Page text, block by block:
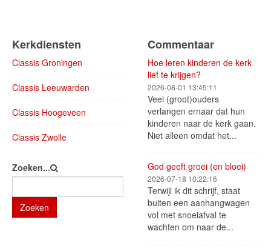
Kerkdiensten
Classis Groningen
Classis Leeuwarden
Classis Hoogeveen
Classis Zwolle
Zoeken...
Zoeken
Commentaar
Hoe leren kinderen de kerk
lief te krijgen?
2026-08-01 13:45:11
Veel (groot)ouders
verlangen ernaar dat hun
kinderen naar de kerk gaan.
Niet alleen omdat het...
God geeft groei (en bloei)
2026-07-18 10:22:16
Terwijl ik dit schrijf, staat
buiten een aanhangwagen
vol met snoeiafval te
wachten om naar de...